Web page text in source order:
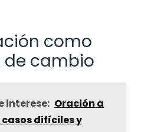
como
cambio
interese: Oración a
difíciles y